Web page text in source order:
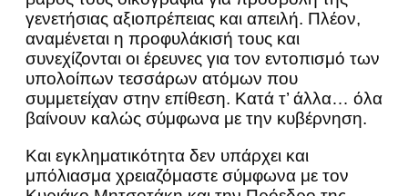
γενετήσιας αξιοπρέπειας και απειλή. Πλέον,
αναμένεται η προφυλάκισή τους και
συνεχίζονται οι έρευνες για τον εντοπισμό των
υπολοίπων τεσσάρων ατόμων που
συμμετείχαν στην επίθεση. Κατά τ’ άλλα… όλα
βαίνουν καλώς σύμφωνα με την κυβέρνηση.
Και εγκληματικότητα δεν υπάρχει και
μπόλιασμα χρειαζόμαστε σύμφωνα με τον